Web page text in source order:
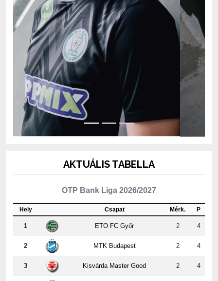
OTP Bank Liga 2026/2027
Csapat
1 ETO FC Győr 2 4
2 MTK Budapest 2 4
3 Kisvárda Master Good 2 4
4 Újpest FC 2 3